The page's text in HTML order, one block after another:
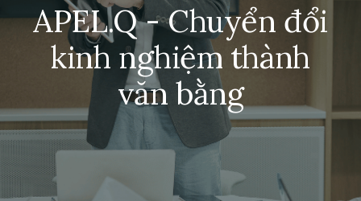
APEL.Q - Chuyển đổi
kinh nghiệm thành
văn bằng